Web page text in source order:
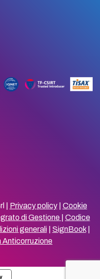
| Privacy policy| Cookie
di Gestione
Codice
generali| SignBook|
Anticorruzione